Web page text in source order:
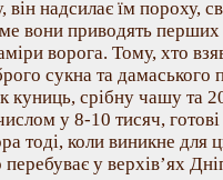
він надсилає їм пороху,
вони приводять
ворога. Тому, хто
сукна та дамаського
куниць, срібну чашу та
у 8-10 тисяч,
тоді, коли виникне для
у верхів’ях